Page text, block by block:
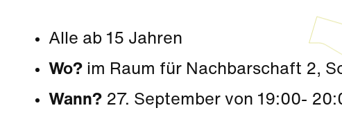
Alle ab 15 Jahren
Wo? im Raum für Nachbarschaft 2,
Wann? 27. September von 19:00-